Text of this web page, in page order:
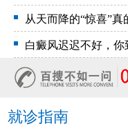
从天而降的“惊喜”
白癜风迟迟不好，你
就诊指南